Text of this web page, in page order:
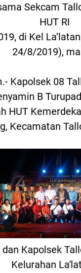
Sekcam
HUT RI
di Kel
24/8/2019),
Kapolsek 08
B
HUT
Kecamatan
Kapolsek
Kelurahan